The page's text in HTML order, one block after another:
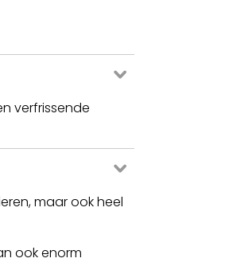
verfrissende
maar ook heel
ook enorm